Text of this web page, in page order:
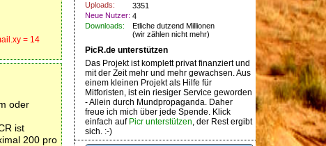
= 14
oder
ist
200 pro
Uploads:
3351
Neue Nutzer: 4
Downloads:
Etliche dutzend Millionen
(wir zählen nicht mehr)
PicR.de unterstützen
Das Projekt ist komplett privat finanziert und
mit der Zeit mehr und mehr gewachsen. Aus
einem kleinen Projekt als Hilfe für
Mitforisten, ist ein riesiger Service geworden
- Allein durch Mundpropaganda. Daher
freue ich mich über jede Spende. Klick
einfach auf Picr unterstützen, der Rest ergibt
sich. :-)